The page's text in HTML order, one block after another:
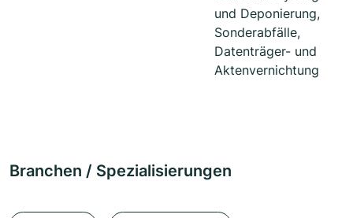
und Deponierung,
Sonderabfälle,
Datenträger- und
Aktenvernichtung
Branchen / Spezialisierungen